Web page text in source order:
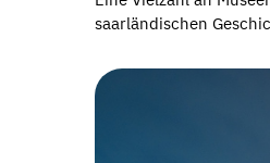
saarländischen